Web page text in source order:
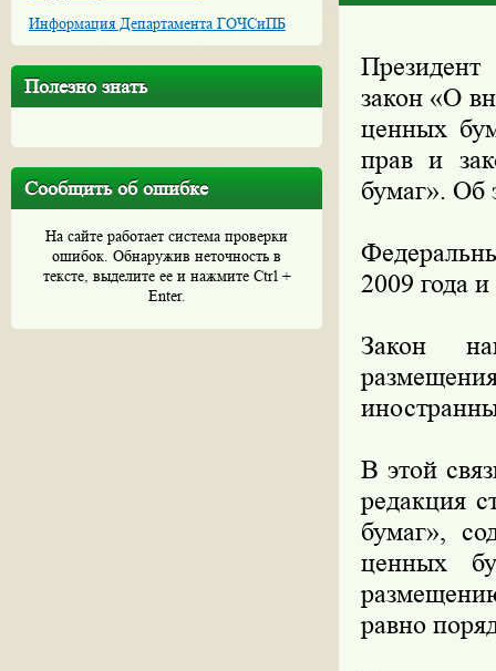
Информация Департамента ГОЧСиПБ
Полезно знать
Сообщить об ошибке
На сайте работает система проверки
ошибок. Обнаружив неточность в
тексте, выделите ее и нажмите Ctrl +
Enter.
закон «О
ценных
прав и
бумаг». Об
2009 года
Закон
В этой
редакция
бумаг»,
ценных
равно